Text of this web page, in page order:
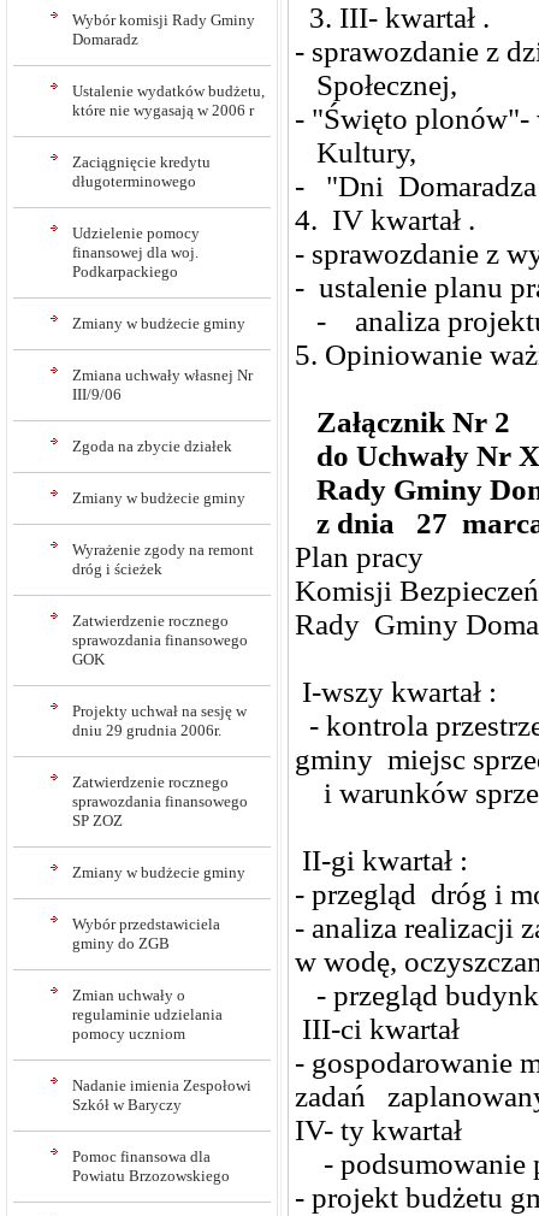
Wybór komisji Rady Gminy
Domaradz
Ustalenie wydatków budżetu,
które nie wygasają w 2006 r
Zaciągnięcie kredytu
długoterminowego
Udzielenie pomocy
finansowej dla woj.
Podkarpackiego
Zmiany w budżecie gminy
Zmiana uchwały własnej Nr
III/9/06
Zgoda na zbycie działek
Zmiany w budżecie gminy
Wyrażenie zgody na remont
dróg i ścieżek
Zatwierdzenie rocznego
sprawozdania finansowego
GOK
Projekty uchwał na sesję w
dniu 29 grudnia 2006r.
Zatwierdzenie rocznego
sprawozdania finansowego
SP ZOZ
Zmiany w budżecie gminy
Wybór przedstawiciela
gminy do ZGB
Zmian uchwały o
regulaminie udzielania
pomocy uczniom
Nadanie imienia Zespołowi
Szkół w Baryczy
Pomoc finansowa dla
Powiatu Brzozowskiego
3. III- kwartał .
- sprawozdanie z
Społecznej,
- "Święto plonów"-
Kultury,
- "Dni Domaradza
4. IV kwartał .
- sprawozdanie z
- ustalenie planu
- analiza
5. Opiniowanie
Załącznik Nr 2
do Uchwały Nr
Rady Gminy
z dnia 27
Plan pracy
Komisji
Rady Gminy
I-wszy kwartał :
- kontrola
gminy miejsc
i warunków
II-gi kwartał :
- przegląd dróg i
- analiza realizacji
w wodę,
- przegląd
III-ci kwartał
- gospodarowanie
zadań
IV- ty kwartał
- podsumowanie
- projekt budżetu